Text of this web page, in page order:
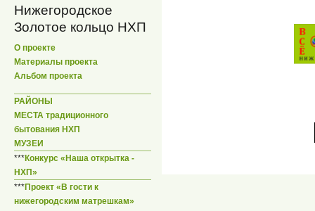
Нижегородское
Золотое кольцо НХП
О проекте
Материалы проекта
Альбом проекта
РАЙОНЫ
МЕСТА традиционного
бытования НХП
МУЗЕИ
***Конкурс «Наша открытка -
НХП»
***Проект «В гости к
нижегородским матрешкам»